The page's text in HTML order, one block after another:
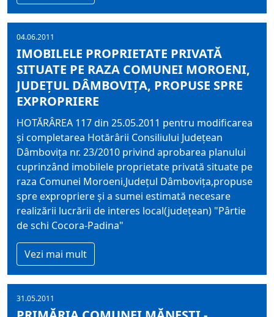
04.06.2011
IMOBILELE PROPRIETATE PRIVATĂ
SITUATE PE RAZA COMUNEI MOROENI,
JUDEŢUL DÂMBOVIŢA, PROPUSE SPRE
EXPROPRIERE
HOTĂRÂREA 117 din 25.05.2011 pentru modificarea
şi completarea Hotărârii Consiliului Judeţean
Dâmboviţa nr. 23/2010 privind aprobarea planului
cuprinzând imobilele proprietate privată situate pe
raza Comunei Moroeni,Judeţul Dâmboviţa,propuse
spre expropriere şi a sumei estimată necesare
realizării lucrării de interes local(judeţean) "Pârtie
de schi Cocora-Padina"
Vezi mai mult
31.05.2011